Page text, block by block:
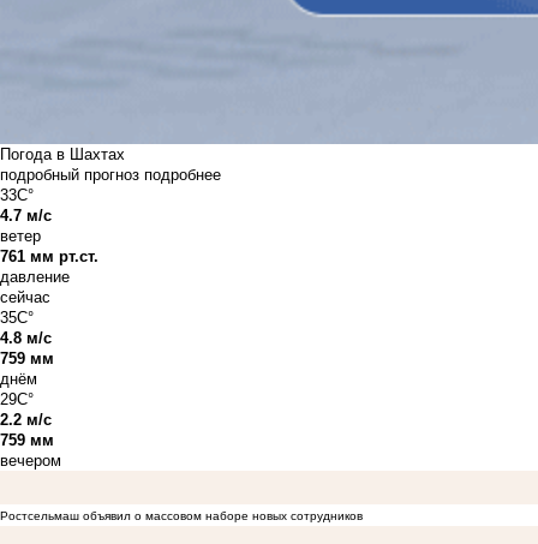
Погода в Шахтах
подробный прогноз подробнее
33C°
4.7 м/с
ветер
761 мм рт.ст.
давление
сейчас
35C°
4.8 м/с
759 мм
днём
29C°
2.2 м/с
759 мм
вечером
Ростсельмаш объявил о массовом наборе новых сотрудников